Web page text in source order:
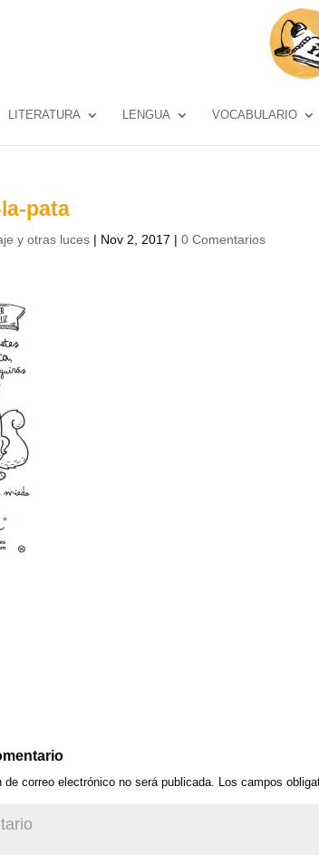
LITERATURA LENGUA VOCABULARIO
pata
y otras luces | Nov 2, 2017 |0 Comentarios
de correo electrónico no será publicada. Los campos